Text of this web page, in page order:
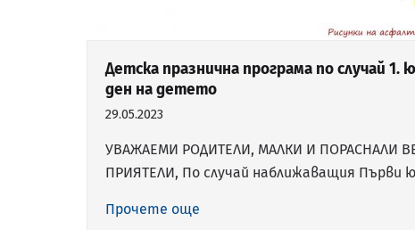
Детска празнична програма по случай 1.
ден на детето
29.05.2023
УВАЖАЕМИ РОДИТЕЛИ, МАЛКИ И ПОРАСНАЛИ
ПРИЯТЕЛИ, По случай наближаващия Първи
Прочете още